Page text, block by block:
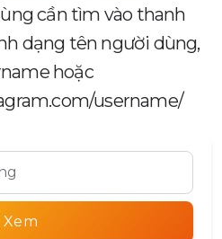
cần tìm vào thanh
dạng tên người dùng,
hoặc
username/
Xem